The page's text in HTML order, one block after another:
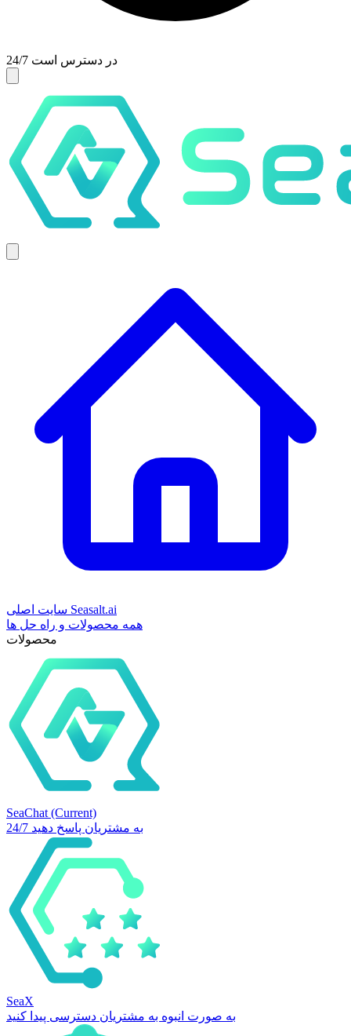
24/7 در دسترس است
سایت اصلی Seasalt.ai
همه محصولات و راه حل ها
محصولات
SeaChat (Current)
24/7 به مشتریان پاسخ دهید
SeaX
به صورت انبوه به مشتریان دسترسی پیدا کنید